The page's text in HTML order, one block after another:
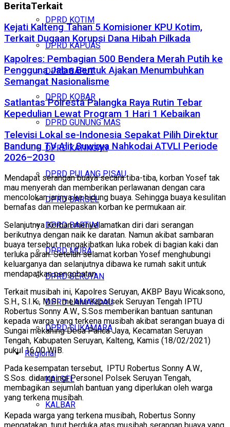
DPRD KOTIM
DPRD KAPUAS
DPRD BARUT
DPRD KOBAR
DPRD GUNUNG MAS
DPRD KATINGAN
DPRD PULANG PISAU
DPRD BARSEL
DPRD BARTIM
DPRD MURA
DPRD SERUYAN
DPRD LAMANDAU
DPRD SUKAMARA
Regional
KALSEL
KALBAR
BeritaTerkait
Kejati Kalteng Tahan 5 Komisioner KPU Kotim,
Terkait Dugaan Korupsi Dana Hibah Pilkada
Kapolres: Pembagian 500 Bendera Merah Putih ke
Pengguna Jalan Bentuk Ajakan Menumbuhkan
Semangat Nasionalisme
Satlantas Polresta Palangka Raya Rutin Tebar
Kepedulian Lewat Program 1 Hari 1 Kebaikan
Televisi Lokal se-Indonesia Sepakat Pilih Direktur
Bandung TV Alit Suwirya Nahkodai ATVLI Periode
2026–2030
Mendapat serangan buaya secara tiba-tiba, korban Yosef tak
mau menyerah dan memberikan perlawanan dengan cara
mencolokan jarinya ke hidung buaya. Sehingga buaya kesulitan
bernafas dan melepaskan korban ke permukaan air.
Selanjutnya Korban menyelamatkan diri dari serangan
berikutnya dengan naik ke daratan. Namun akibat sambaran
buaya tersebut mengakibatkan luka robek di bagian kaki dan
terluka parah.Setelah selamat korban Yosef menghubungi
keluarganya dan selanjutnya dibawa ke rumah sakit untuk
mendapatkan pengobatan.
Terkait musibah ini, Kapolres Seruyan, AKBP Bayu Wicaksono,
S.H., S.I.K., M.Si. melalui Kapolsek Seruyan Tengah IPTU
Robertus Sonny A.W., S.Sos memberikan bantuan santunan
kepada warga yang terkena musibah akibat serangan buaya di
Sungai mekahing Desa Panca Jaya, Kecamatan Seruyan
Tengah, Kabupaten Seruyan, Kalteng, Kamis (18/02/2021)
pukul 16.00 WIB.
Pada kesempatan tersebut, IPTU Robertus Sonny A.W.,
S.Sos. didampingi Personel Polsek Seruyan Tengah,
membagikan sejumlah bantuan yang diperlukan oleh warga
yang terkena musibah.
Kepada warga yang terkena musibah, Robertus Sonny
mengatakan, turut berduka atas musibah serangan buaya yang